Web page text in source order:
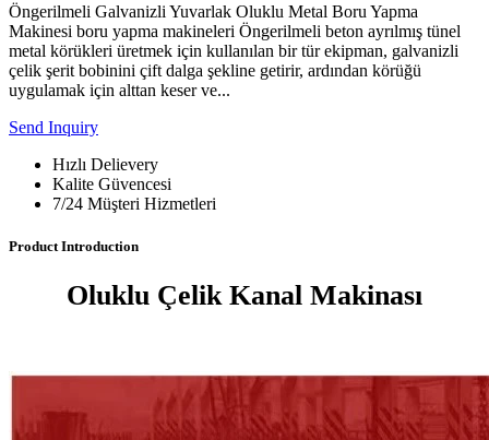
Öngerilmeli Galvanizli Yuvarlak Oluklu Metal Boru Yapma
Makinesi boru yapma makineleri Öngerilmeli beton ayrılmış tünel
metal körükleri üretmek için kullanılan bir tür ekipman, galvanizli
çelik şerit bobinini çift dalga şekline getirir, ardından körüğü
uygulamak için alttan keser ve...
Send Inquiry
Hızlı Delievery
Kalite Güvencesi
7/24 Müşteri Hizmetleri
Product Introduction
Oluklu Çelik Kanal Makinası